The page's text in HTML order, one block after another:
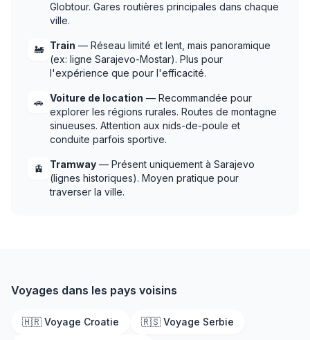
Globtour. Gares routières principales dans chaque
ville.
🚂 Train — Réseau limité et lent, mais panoramique
(ex: ligne Sarajevo-Mostar). Plus pour
l'expérience que pour l'efficacité.
🚗 Voiture de location — Recommandée pour
explorer les régions rurales. Routes de montagne
sinueuses. Attention aux nids-de-poule et
conduite parfois sportive.
🚊 Tramway — Présent uniquement à Sarajevo
(lignes historiques). Moyen pratique pour
traverser la ville.
Voyages dans les pays voisins
🇭🇷 Voyage Croatie 🇷🇸 Voyage Serbie